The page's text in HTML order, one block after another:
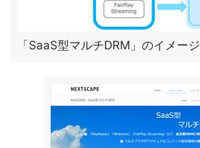
「SaaS型マルチDRM」のイメー